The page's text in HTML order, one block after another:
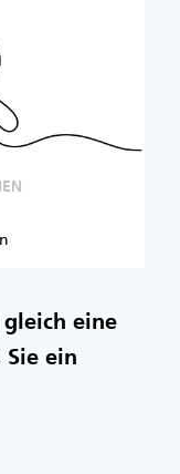
eine
Sie ein